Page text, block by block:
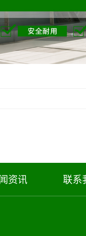
资讯 联系